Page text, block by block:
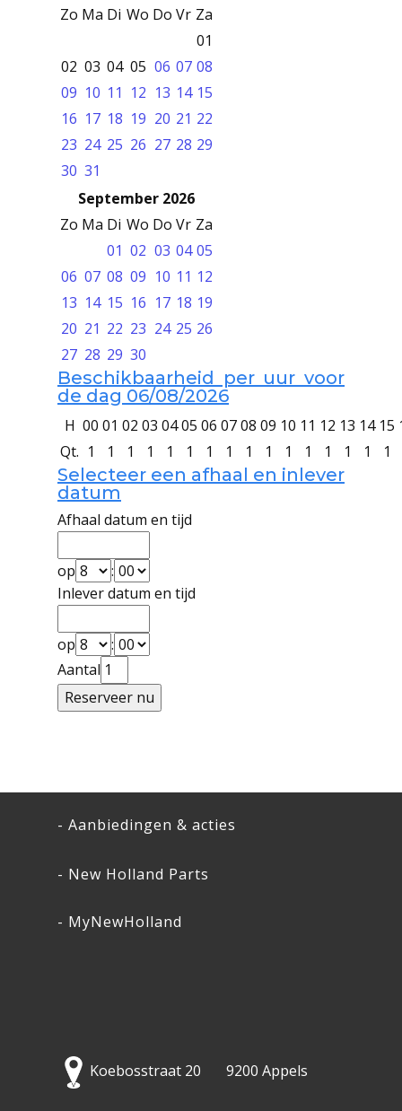
Zo Ma Di Wo Do Vr Za
01
02 03 04 05 06 07 08
09 10 11 12 13 14 15
16 17 18 19 20 21 22
23 24 25 26 27 28 29
30 31
September 2026
Zo Ma Di Wo Do Vr Za
01 02 03 04 05
06 07 08 09 10 11 12
13 14 15 16 17 18 19
20 21 22 23 24 25 26
27 28 29 30
Beschikbaarheid per uur voor
de dag 06/08/2026
H 00 01 02 03 0405 06 0708 09 10 11 12 13 14 15
Qt. 1 1 1 1 1 1 1 1 1 1 1 1 1 1 1 1
Selecteer een afhaal en inlever
datum
Afhaal datum en tijd
op
:
Inlever datum en tijd
op
:
Aantal
- Aanbiedingen & acties
- New Holland Parts
- MyNewHolland
Koebosstraat 20 9200 Appels